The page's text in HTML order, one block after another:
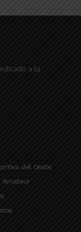
a la
del Oeste
Amateur